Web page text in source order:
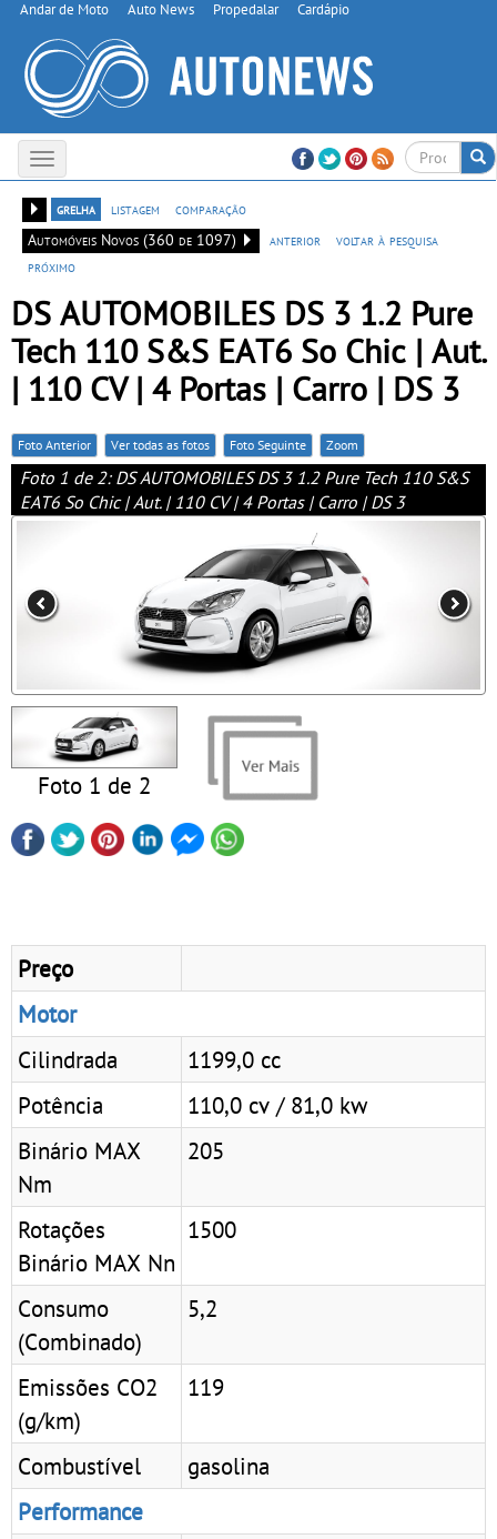
Andar de Moto Auto News Propedalar Cardápio
Toggle
navigation
grelha
listagem
comparação
Automóveis Novos (360 de 1097)
anterior
voltar à pesquisa
próximo
DS AUTOMOBILES DS 3 1.2 Pure
Tech 110 S&S EAT6 So Chic | Aut.
| 110 CV | 4 Portas | Carro | DS 3
Foto Anterior Ver todas as fotos Foto Seguinte Zoom
Foto 1 de 2: DS AUTOMOBILES DS 3 1.2 Pure Tech 110 S&S
EAT6 So Chic | Aut. | 110 CV | 4 Portas | Carro | DS 3
Foto 1 de 2
Preço
Motor
Cilindrada
1199,0 cc
Potência
110,0 cv / 81,0 kw
Binário MAX
Nm
205
Rotações
Binário MAX Nn
1500
Consumo
(Combinado)
5,2
Emissões CO2
(g/km)
119
Combustível
gasolina
Performance